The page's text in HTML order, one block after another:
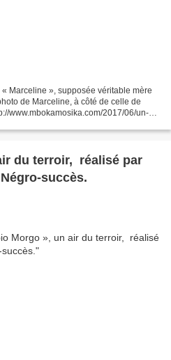
Marceline », supposée véritable mère
de Marceline, à côté de celle de
www.mbokamosika.com/2017/06/un-
du terroir, réalisé par
succès.